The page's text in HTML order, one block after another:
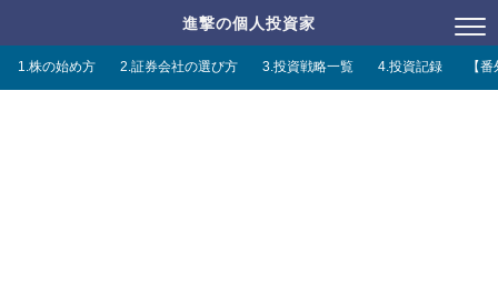
進撃の個人投資家
1.株の始め方 2.証券会社の選び方 3.投資戦略一覧 4.投資記録 【